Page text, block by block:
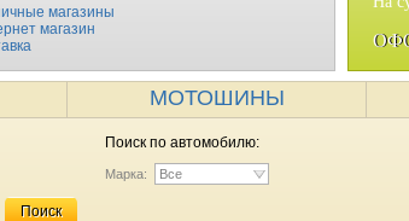
магазины
магазин
МОТОШИНЫ
Поиск
Поиск по автомобилю:
Марка: Все